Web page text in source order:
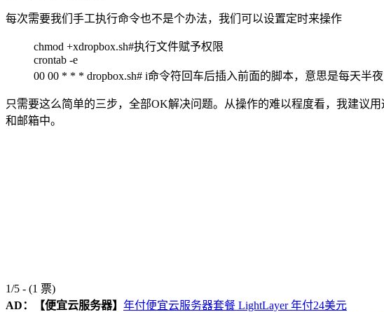
每次需要我们手工执行命令也不是个办法，我们可以设置定时来操作
chmod +xdropbox.sh#执行文件赋予权限
crontab -e
00 00 * * * dropbox.sh# i命令符回车后插入前面的脚本，意思是每天半
只需要这么简单的三步，全部OK解决问题。从操作的难以程度看，我建议
和邮箱中。
1/5 - (1 票)
AD：
【便宜云服务器】 年付便宜云服务器套餐 LightLayer 年付24美元